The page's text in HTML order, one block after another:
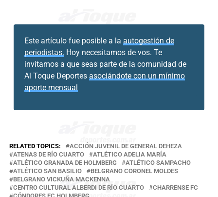
Este artículo fue posible a la autogestión de
periodistas. Hoy necesitamos de vos. Te
invitamos a que seas parte de la comunidad de
Al Toque Deportes asociándote con un mínimo
aporte mensual
RELATED TOPICS:
ACCIÓN JUVENIL DE GENERAL DEHEZA
ATENAS DE RÍO CUARTO
ATLÉTICO ADELIA MARÍA
ATLÉTICO GRANADA DE HOLMBERG
ATLÉTICO SAMPACHO
ATLÉTICO SAN BASILIO
BELGRANO CORONEL MOLDES
BELGRANO VICKUÑA MACKENNA
CENTRO CULTURAL ALBERDI DE RÍO CUARTO
CHARRENSE FC